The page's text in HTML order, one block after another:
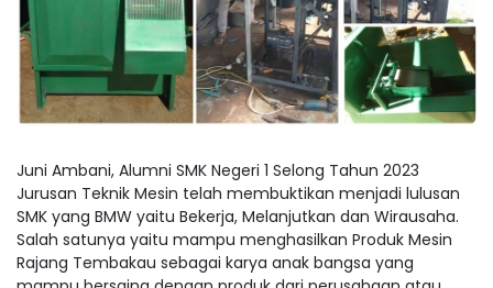
Juni Ambani, Alumni SMK Negeri 1 Selong Tahun 2023
Jurusan Teknik Mesin telah membuktikan menjadi lulusan
SMK yang BMW yaitu Bekerja, Melanjutkan dan Wirausaha.
Salah satunya yaitu mampu menghasilkan Produk Mesin
Rajang Tembakau sebagai karya anak bangsa yang